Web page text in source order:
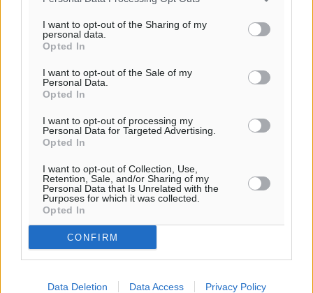
I want to opt-out of the Sharing of my
personal data.
Opted In
I want to opt-out of the Sale of my
Personal Data.
Opted In
I want to opt-out of processing my
Personal Data for Targeted Advertising.
Opted In
I want to opt-out of Collection, Use,
Retention, Sale, and/or Sharing of my
Personal Data that Is Unrelated with the
Purposes for which it was collected.
Opted In
CONFIRM
Data Deletion Data Access Privacy Policy
αναχωρούν από Πειραιά, Ραφήνα και Λαύριο
Ειδήσεις• πριν 13 ώρες
Τι αλλάζει το χωροταξικό στις τουριστικές επενδύσεις
Τοπικές Ειδήσεις• πριν 13 ώρες
ΥΠΑΑΤ: 12,5 εκατ. ευρώ στις 13 Περιφέρειες για μέτρα